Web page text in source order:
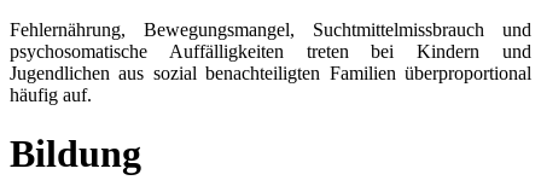
Fehlernährung, Bewegungsmangel, Suchtmittelmissbrauch und
psychosomatische Auffälligkeiten treten bei Kindern und
Jugendlichen aus sozial benachteiligten Familien überproportional
häufig auf.
Bildung